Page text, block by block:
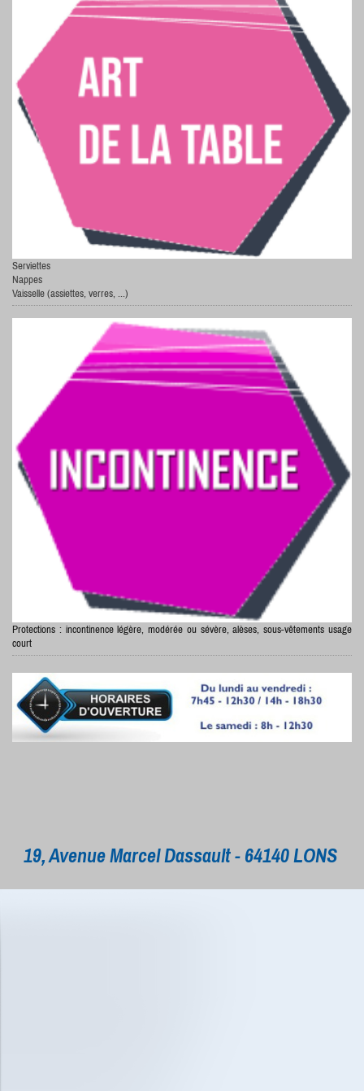
Serviettes
Nappes
Vaisselle (assiettes, verres, ...)
Protections : incontinence légère, modérée ou sévère, alèses, sous-vêtements usage
court
19, Avenue Marcel Dassault - 64140 LONS